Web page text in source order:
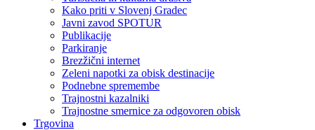
Kako priti v Slovenj Gradec
Javni zavod SPOTUR
Publikacije
Parkiranje
Brezžični internet
Zeleni napotki za obisk destinacije
Podnebne spremembe
Trajnostni kazalniki
Trajnostne smernice za odgovoren obisk
Trgovina